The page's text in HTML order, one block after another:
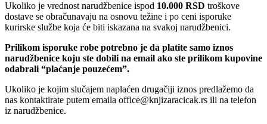
Ukoliko je vrednost narudžbenice ispod 10.000 RSD troškove
dostave se obračunavaju na osnovu težine i po ceni isporuke
kurirske službe koja će biti iskazana na svakoj narudžbenici.
Prilikom isporuke robe potrebno je da platite samo iznos
narudžbenice koju ste dobili na email ako ste prilikom kupovine
odabrali “plaćanje pouzećem”.
Ukoliko je kojim slučajem naplaćen drugačiji iznos predlažemo da
nas kontaktirate putem emaila office@knjizaracicak.rs ili na telefon
iz narudžbenice.